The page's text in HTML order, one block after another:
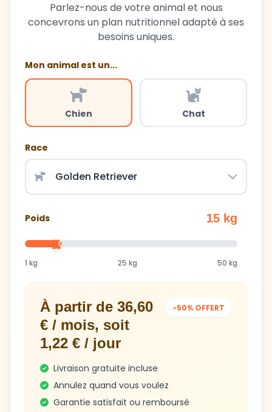
Parlez-nous de votre animal et nous
concevrons un plan nutritionnel adapté à ses
besoins uniques.
Mon animal est un...
Chien Chat
Race
Poids 15 kg
1 kg 25 kg 50 kg
À partir de 36,60
€ / mois, soit
1,22 € / jour
-50% OFFERT
Livraison gratuite incluse
Annulez quand vous voulez
Garantie satisfait ou remboursé